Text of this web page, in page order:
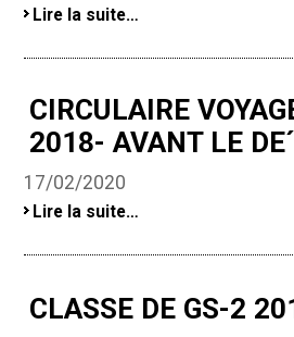
Circulaire
de
2018-
avant
le
de
´part.pdf
Lire la suite…
CIRCULAIRE
2018- AVANT LE
17/02/2020
Circulaire
de
avant
Lire la suite…
CLASSE DE GS-2